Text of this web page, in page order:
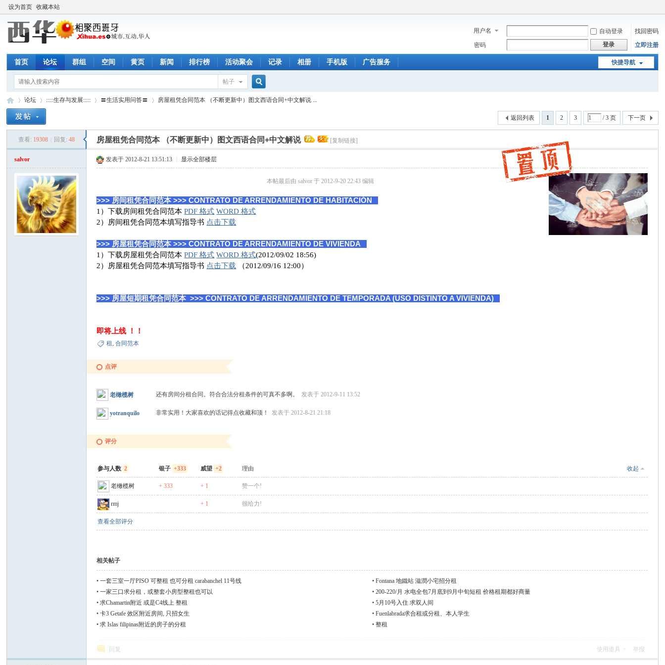
设为首页 收藏本站
用户名 自动登录
找回密码
密码
登录 立即注册
快捷导航
首页 论坛 群组 空间 黄页 新闻 排行榜 活动聚会 记录 相册 手机版 广告服务
帖子
搜
索
论坛
›
:::::生存与发展::::: 〓生活实用问答〓
›
房屋租凭合同范本 （不断更新中）图文西语合同+中文解说 ...
1 2 3 / 3 页 下一页
返回列表
查看: 19308 回复: 48 房屋租凭合同范本 （不断更新中）图文西语合同+中文解说 [复制链接]
salvor 发表于 2012-8-21 13:51:13 显示全部楼层
本帖最后由 salvor 于 2012-9-20 22:43 编辑
>>> 房间租凭合同范本 >>> CONTRATO DE ARRENDAMIENTO DE HABITACIÓN
1）下载房间租凭合同范本PDF 格式 WORD 格式
2）房间租凭合同范本填写指导书 点击下载
>>> 房屋租凭合同范本 >>> CONTRATO DE ARRENDAMIENTO DE VIVIENDA
1）下载房屋租凭合同范本PDF 格式 WORD 格式(2012/09/02 18:56)
2）房屋租凭合同范本填写指导书 点击下载 （2012/09/16 12:00）
>>> 房屋短期租凭合同范本 >>> CONTRATO DE ARRENDAMIENTO DE TEMPORADA (USO DISTINTO A VIVIENDA)
即将上线 ！！
租,合同范本
点评
老橄榄树 还有房间分租合同。符合合法分租条件的可真不多啊。发表于 2012-9-11 13:52
yotranquilo 非常实用！大家喜欢的话记得点收藏和顶！发表于 2012-8-21 21:18
评分
参与人数 2 银子 +333 威望 +2 收起
理由
老橄榄树 + 333 + 1 赞一个!
rmj + 1 很给力!
查看全部评分
相关帖子
•一套三室一厅PISO 可整租 也可分租 carabanchel 11号线 •Fontana 地鐵站 滋潤小宅招分租
•一家三口求分租，或整套小房型整租也可以 •200-220/月 水电全包7月底到9月中旬短租 价格租期都好商量
•求Chamartin附近 或是C4线上 整租 •5月10号入住 求双人间
•卡3 Getafe 效区附近房间, 只招女生 •Fuenlabrada求合租或分租、本人学生
•求 Islas filipinas附近的房子的分租 •整租
回复 使用道具 举报